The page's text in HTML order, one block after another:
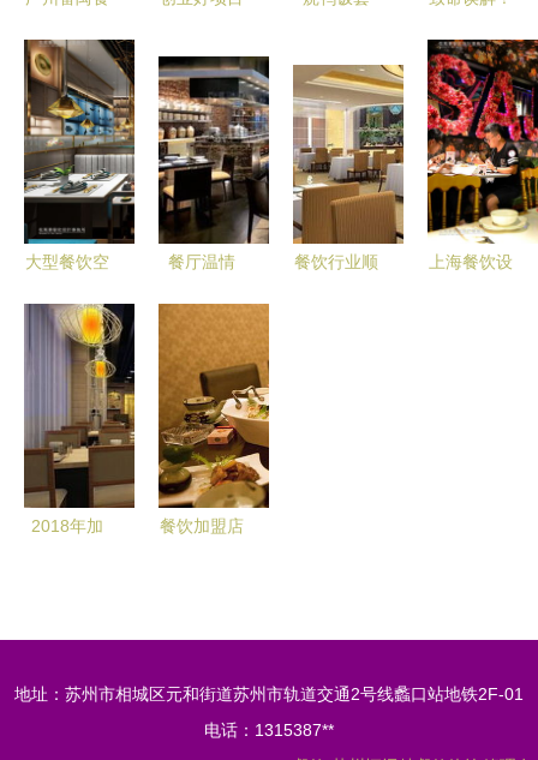
与团体餐上
门服务的专
家
餐饮加盟的
三大关键要
素
系,食品餐
饮,摄影素
材,汇图网
不适合做餐
饮，你中招
了吗？
大型餐饮空
全解析
餐厅温情
活
餐饮行业顺
上海餐饮设
2018年加
餐饮加盟店
诀
地址：苏州市相城区元和街道苏州市轨道交通2号线蠡口站地铁2F-01
电话：1315387**